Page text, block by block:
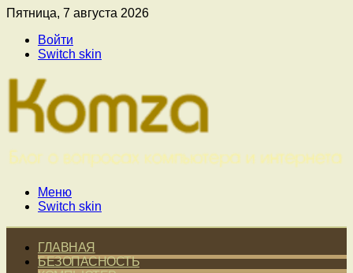
Пятница, 7 августа 2026
Войти
Switch skin
Меню
Switch skin
ГЛАВНАЯ
БЕЗОПАСНОСТЬ